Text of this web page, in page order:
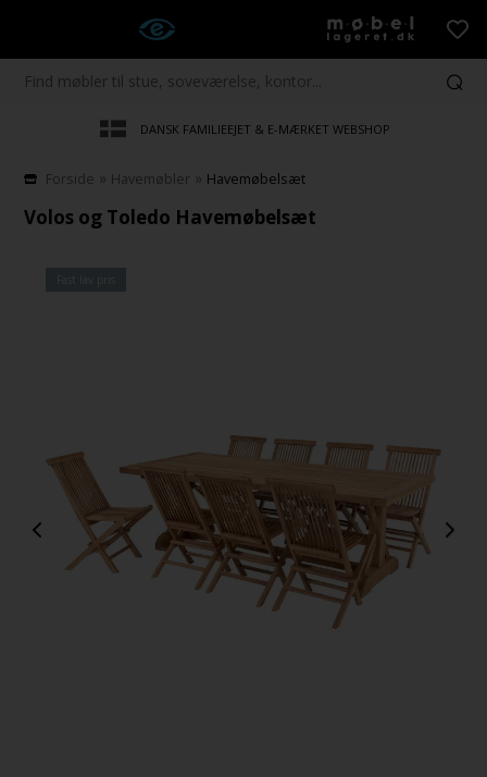
DANSK FAMILIEEJET & E-MÆRKET WEBSHOP
Forside » Havemøbler » Havemøbelsæt
Volos og Toledo Havemøbelsæt